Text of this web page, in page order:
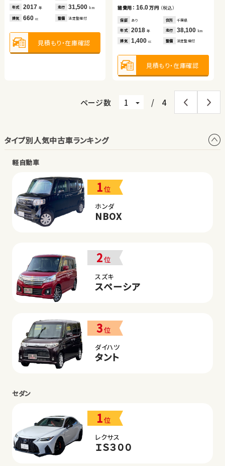
年式 2017 年 走行 31,500 km
排気 660 cc 整備 法定整備付
見積もり・在庫確認
諸費用： 16.0万円 （税込）
保証 あり 住所 千葉県
年式 2018年 走行 38,100 km
排気 1,400cc 整備 法定整備付
見積もり・在庫確認
年式 2024 年 走行 5,600km
排気 1,500 整備 なし
見積もり・在庫確認
年式 2019年 走行
排気 660 整備 なし
見積もり・在庫確認
見積もり・在庫確認
ページ数 / 4
タイプ別人気中古車ランキング
軽自動車
1位
ホンダ
NBOX
2位
スズキ
スペーシア
3位
ダイハツ
タント
セダン
1位
レクサス
ＩＳ３００